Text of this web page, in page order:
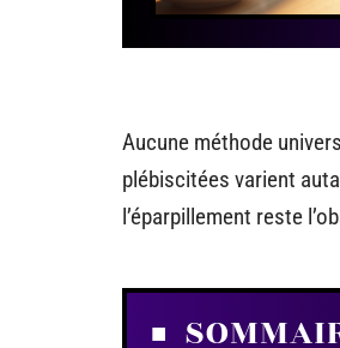
Aucune méthode
plébiscitées varient
l’éparpillement reste